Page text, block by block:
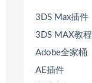
3DS Max插件
3DS MAX教程
Adobe全家桶
AE插件